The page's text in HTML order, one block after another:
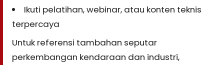
Ikuti pelatihan, webinar, atau konten teknis
terpercaya
Untuk referensi tambahan seputar
perkembangan kendaraan dan industri,